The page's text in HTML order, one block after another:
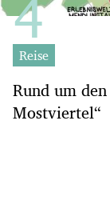
Reise
Rund um
Mostviertel“